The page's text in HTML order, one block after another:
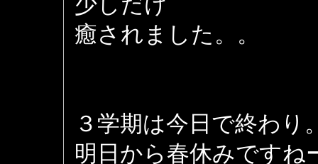
癒されました。。
３学期は今日で終わり
明日から春休みですね